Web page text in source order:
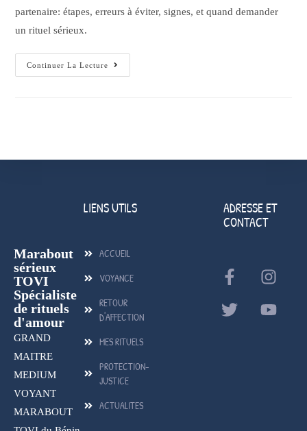
partenaire: étapes, erreurs à éviter, signes, et quand demander
un rituel sérieux.
Continuer La Lecture
Marabout
sérieux
TOVI
Spécialiste
de rituels
d'amour
GRAND
MAITRE
MEDIUM
VOYANT
MARABOUT
LIENS UTILS
ACCUEIL
VOYANCE
RETOUR
D'AFFECTION
MES RITUELS
PROTECTION-
JUSTICE
ACTUALITES
ADRESSE ET
CONTACT